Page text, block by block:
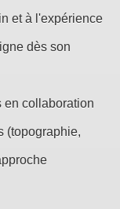
et à l'expérience
dès son
en collaboration
(topographie,